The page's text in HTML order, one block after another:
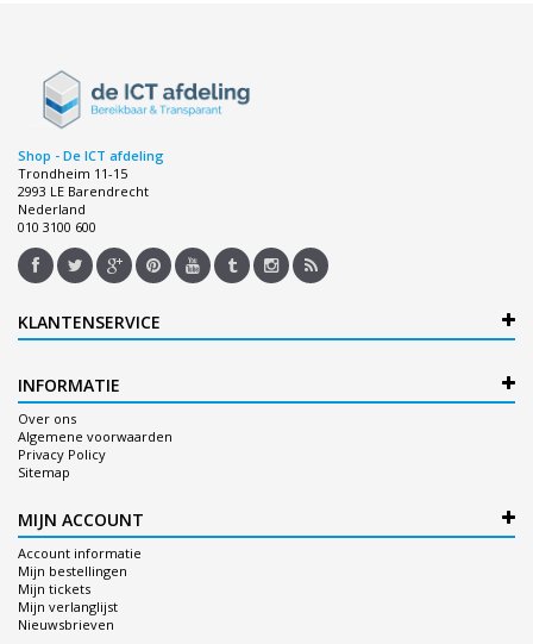
Shop - De ICT afdeling
Trondheim 11-15
2993 LE Barendrecht
Nederland
010 3100 600
KLANTENSERVICE
INFORMATIE
Over ons
Algemene voorwaarden
Privacy Policy
Sitemap
MIJN ACCOUNT
Account informatie
Mijn bestellingen
Mijn tickets
Mijn verlanglijst
Nieuwsbrieven